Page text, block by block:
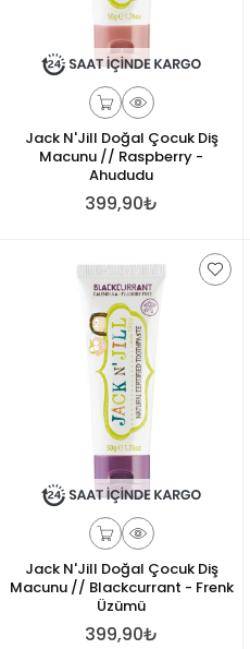
Jack N'Jill Doğal Çocuk Diş
Macunu // Raspberry -
Ahududu
399,90₺
Jack N'Jill Doğal Çocuk Diş
Macunu // Blackcurrant - Frenk
Üzümü
399,90₺